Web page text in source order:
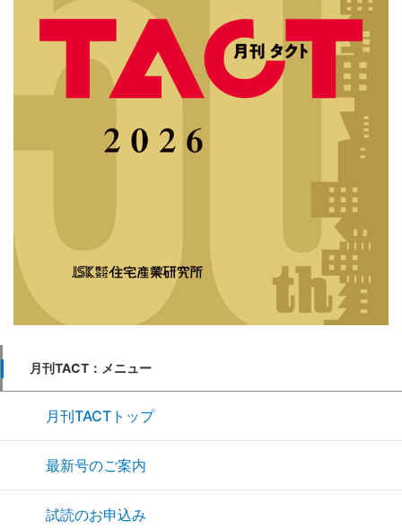
月刊TACT：メニュー
月刊TACTトップ
最新号のご案内
試読のお申込み